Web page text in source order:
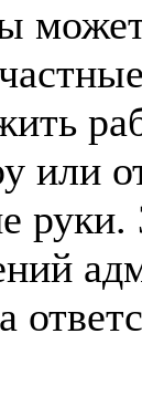
или
руки.